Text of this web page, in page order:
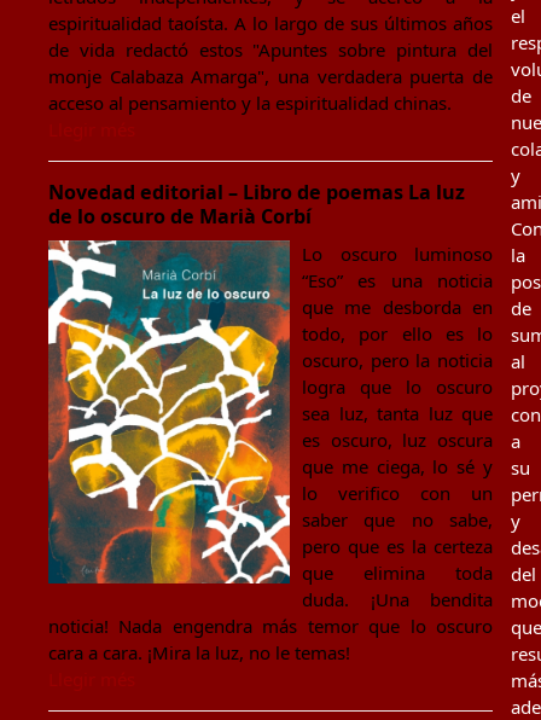
espiritualidad taoísta. A lo largo de sus últimos años
de vida redactó estos "Apuntes sobre pintura del
monje Calabaza Amarga", una verdadera puerta de
acceso al pensamiento y la espiritualidad chinas.
Novedad editorial – Libro de poemas La luz
de lo oscuro de Marià Corbí
Lo oscuro luminoso
“Eso” es una noticia
que me desborda en
todo, por ello es lo
oscuro, pero la noticia
logra que lo oscuro
sea luz, tanta luz que
es oscuro, luz oscura
que me ciega, lo sé y
lo verifico con un
saber que no sabe,
pero que es la certeza
que elimina toda
duda. ¡Una bendita
noticia! Nada engendra más temor que lo oscuro
cara a cara. ¡Mira la luz, no le temas!
el
de
y
la
de
al
a
su
y
del
que